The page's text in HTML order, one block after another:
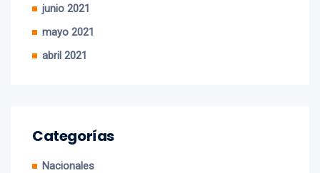
junio 2021
mayo 2021
abril 2021
Categorías
Nacionales